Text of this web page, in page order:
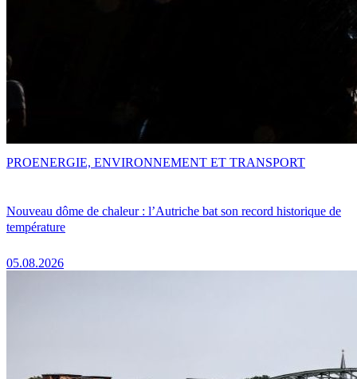
Nouveau dôme de chaleur : l’Autriche bat son record historique de
température
05.08.2026
PROENERGIE, ENVIRONNEMENT ET TRANSPORT